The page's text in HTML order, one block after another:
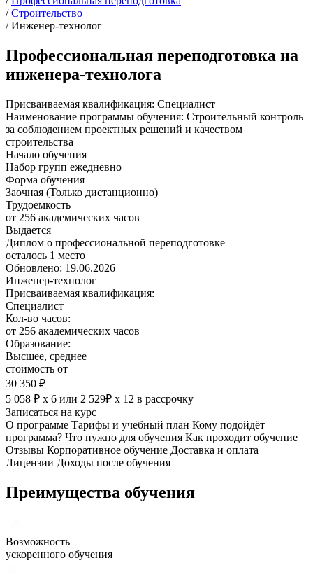
/ Строительство
/ Инженер-технолог
Профессиональная переподготовка на
инженера-технолога
Присваиваемая квалификация: Специалист
Наименование программы обучения: Строительный контроль
за соблюдением проектных решений и качеством
строительства
Начало обучения
Набор групп ежедневно
Форма обучения
Заочная (Только дистанционно)
Трудоемкость
от 256 академических часов
Выдается
Диплом о профессиональной переподготовке
осталось 1 место
Обновлено: 19.06.2026
Инженер-технолог
Присваиваемая квалификация:
Специалист
Кол-во часов:
от 256 академических часов
Образование:
Высшее, среднее
стоимость от
30 350 ₽
5 058 ₽ х 6 или 2 529₽ х 12 в рассрочку
Записаться на курс
О программе Тарифы и учебный план Кому подойдёт
программа? Что нужно для обучения Как проходит обучение
Отзывы Корпоративное обучение Доставка и оплата
Лицензии Доходы после обучения
Преимущества обучения
Возможность
ускоренного обучения